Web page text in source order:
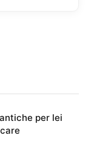
per lei